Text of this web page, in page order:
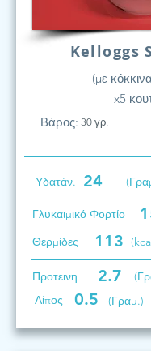
Kelloggs
(με
x5
Βάρος: 30 γρ.
Υδατάν. 24
Γλυκαιμικό Φορτίο
Θερμίδες 113
Προτεινη 2.7
Λίπος
0.5 (Γραμ.)